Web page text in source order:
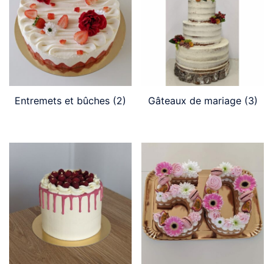
Entremets et bûches (2) Gâteaux de mariage (3)